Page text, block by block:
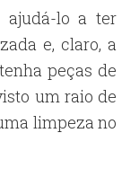
ajudá-lo a ter
e, claro, a
peças de
um raio de
limpeza no